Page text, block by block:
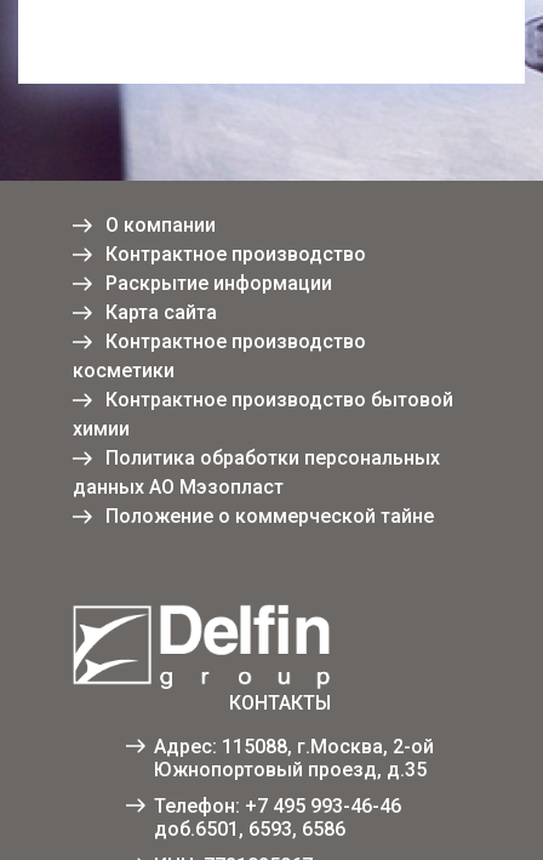
О компании
Контрактное производство
Раскрытие информации
Карта сайта
Контрактное производство
косметики
Контрактное производство бытовой
химии
Политика обработки персональных
данных АО Мэзопласт
Положение о коммерческой тайне
КОНТАКТЫ
Адрес: 115088, г.Москва, 2-ой
Южнопортовый проезд, д.35
Телефон: +7 495 993-46-46
доб.6501, 6593, 6586